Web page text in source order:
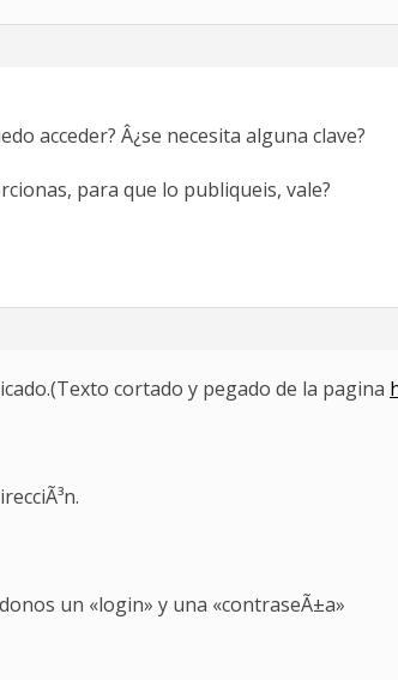
acceder? Â¿se necesita alguna clave?
para que lo publiqueis, vale?
cortado y pegado de la pagina
un «login» y una «contraseÃ±a»